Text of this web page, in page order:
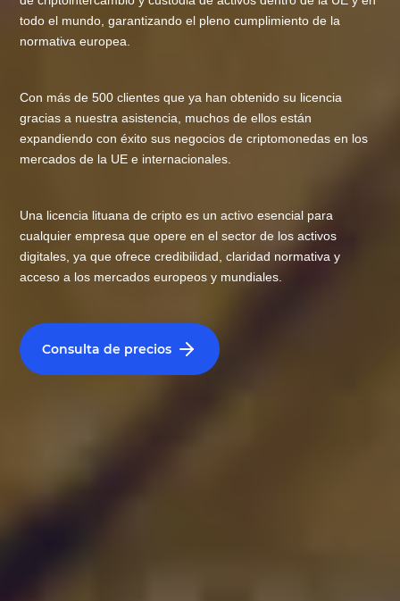
todo el mundo, garantizando el pleno cumplimiento de la
normativa europea.
Con más de 500 clientes que ya han obtenido su licencia
gracias a nuestra asistencia, muchos de ellos están
expandiendo con éxito sus negocios de criptomonedas en los
mercados de la UE e internacionales.
Una licencia lituana de cripto es un activo esencial para
cualquier empresa que opere en el sector de los activos
digitales, ya que ofrece credibilidad, claridad normativa y
acceso a los mercados europeos y mundiales.
Consulta de precios